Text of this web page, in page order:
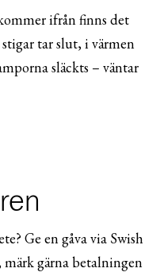
ifrån finns det
tar slut, i värmen
släckts – väntar
Ge en gåva via Swish
gärna betalningen